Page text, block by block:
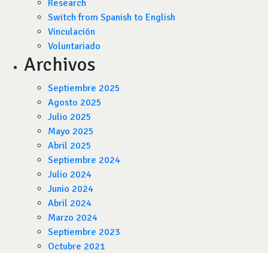
Research
Switch from Spanish to English
Vinculación
Voluntariado
Archivos
Septiembre 2025
Agosto 2025
Julio 2025
Mayo 2025
Abril 2025
Septiembre 2024
Julio 2024
Junio 2024
Abril 2024
Marzo 2024
Septiembre 2023
Octubre 2021